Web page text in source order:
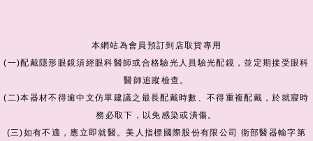
本網站為會員預訂到店取貨專用
(一)配戴隱形眼鏡須經眼科醫師或合格驗光人員驗光配鏡，並定期接受眼科
醫師追蹤檢查。
(二)本器材不得逾中文仿單建議之最長配戴時數、不得重複配戴，於就寢時
務必取下，以免感染或潰傷。
(三)如有不適，應立即就醫。美人指標國際股份有限公司 衛部醫器輸字第